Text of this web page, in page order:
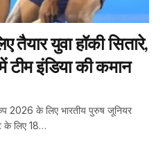
युवा हॉकी सितारे,
इंडिया की कमान
2026 के लिए भारतीय पुरुष जूनियर
के लिए 18…